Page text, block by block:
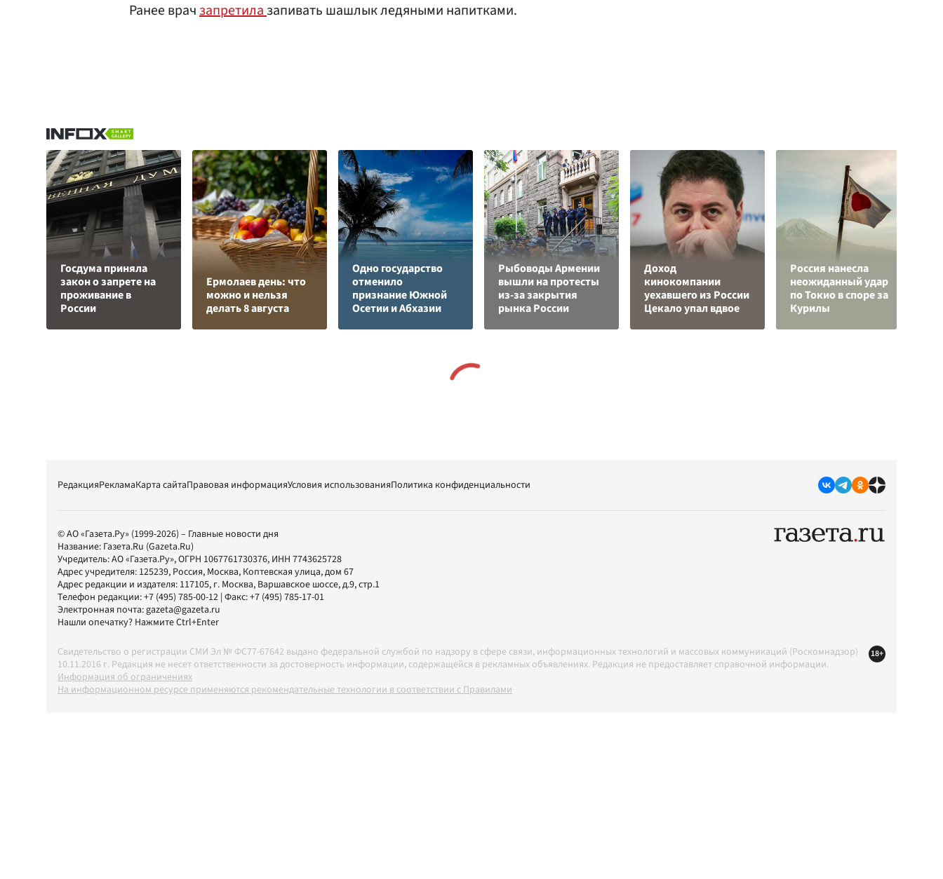
Ранее врачзапретилазапивать шашлык ледяными напитками.
Госдума приняла
закон о запрете на
проживание в
России
Ермолаев день: что
можно и нельзя
делать 8 августа
Одно государство
отменило
признание Южной
Осетии и Абхазии
Рыбоводы Армении
вышли на протесты
из-за закрытия
рынка России
Доход
кинокомпании
уехавшего из России
Цекало упал вдвое
Россия нанесла
неожиданный удар
по Токио в споре за
Курилы
РедакцияРекламаКарта сайтаПравовая информацияУсловия использованияПолитика конфиденциальности
© АО «Газета.Ру» (1999-2026) – Главные новости дня
Название: Газета.Ru (Gazeta.Ru)
Учредитель:АО «Газета.Ру», ОГРН 1067761730376, ИНН 7743625728
Адрес учредителя: 125239, Россия, Москва, Коптевская улица, дом 67
Адрес редакции и издателя: 117105, г. Москва, Варшавское шоссе, д.9, стр.1
Телефон редакции:+7 (495) 785-00-12 | Факс:+7 (495) 785-17-01
Электронная почта:gazeta@gazeta.ru
Нашли опечатку? Нажмите Ctrl+Enter
Свидетельство о регистрации СМИ Эл № ФС77-67642 выдано федеральной службой по надзору в сфере связи, информационных технологий и массовых коммуникаций (Роскомнадзор)
10.11.2016 г. Редакция не несет ответственности за достоверность информации, содержащейся в рекламных объявлениях. Редакция не предоставляет справочной информации.
Информация об ограничениях
На информационном ресурсе применяются рекомендательные технологии в соответствии с Правилами
18+